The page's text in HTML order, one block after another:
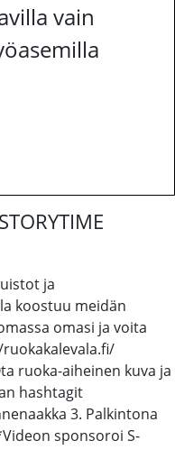
vain
ja
koostuu meidän
omasi ja voita
ruoka-aiheinen kuva ja
hashtagit
3. Palkintona
sponsoroi S-